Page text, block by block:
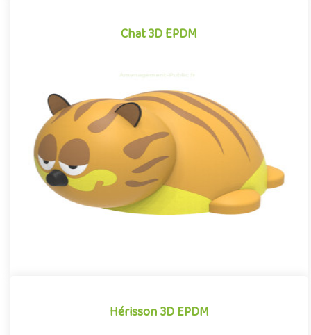
Chat 3D EPDM
Chat 3D EPDM
Module 3D pour aires de jeux extérieurs inspiré des univers des
dessins animés et des bandes dessinées, le Chat EPDM se disti..
Offre partenaire
Hérisson 3D EPDM